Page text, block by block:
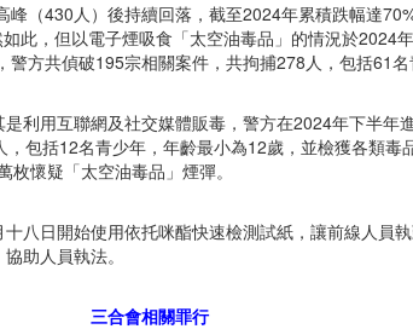
（430人）後持續回落，截至2024年累積跌幅達
此，但以電子煙吸食「太空油毒品」的情況於2024
方共偵破195宗相關案件，共拘捕278人，包括61名
利用互聯網及社交媒體販毒，警方在2024年下半年
包括12名青少年，年齡最小為12歲，並檢獲各類毒
懷疑「太空油毒品」煙彈。
八日開始使用依托咪酯快速檢測試紙，讓前線人員
助人員執法。
三合會相關罪行